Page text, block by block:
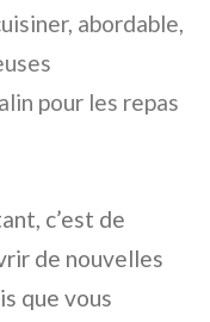
abordable,
pour les repas
c’est de
de nouvelles
que vous